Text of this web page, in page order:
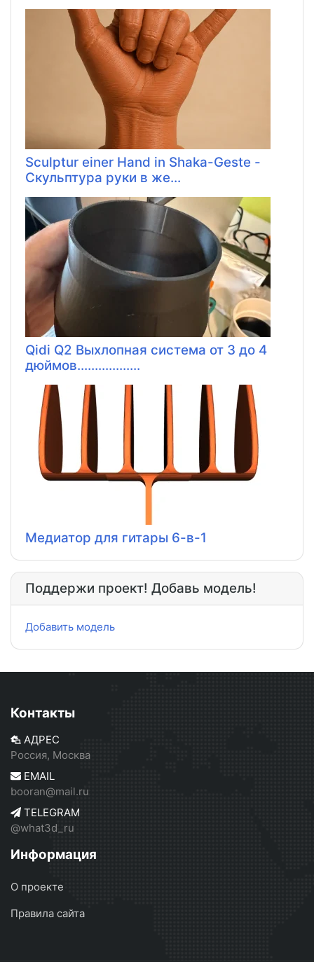
Sculptur einer Hand in Shaka-Geste -
Скульптура руки в же...
Qidi Q2 Выхлопная система от 3 до 4
дюймов..................
Медиатор для гитары 6-в-1
Поддержи проект! Добавь модель!
Добавить модель
Контакты
АДРЕС
Россия, Москва
EMAIL
booran@mail.ru
TELEGRAM
@what3d_ru
Информация
О проекте
Правила сайта